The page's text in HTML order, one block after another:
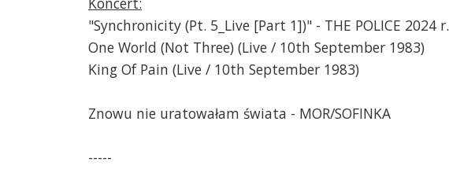
"Synchronicity (Pt. 5_Live [Part 1])" - THE POLICE 2024 r.
One World (Not Three) (Live / 10th September 1983)
King Of Pain (Live / 10th September 1983)
Znowu nie uratowałam świata - MOR/SOFINKA
-----